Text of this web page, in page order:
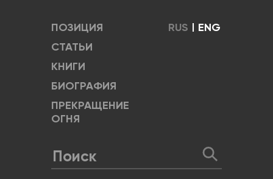
ПОЗИЦИЯ
СТАТЬИ
КНИГИ
БИОГРАФИЯ
ПРЕКРАЩЕНИЕ
ОГНЯ
RUS | ENG